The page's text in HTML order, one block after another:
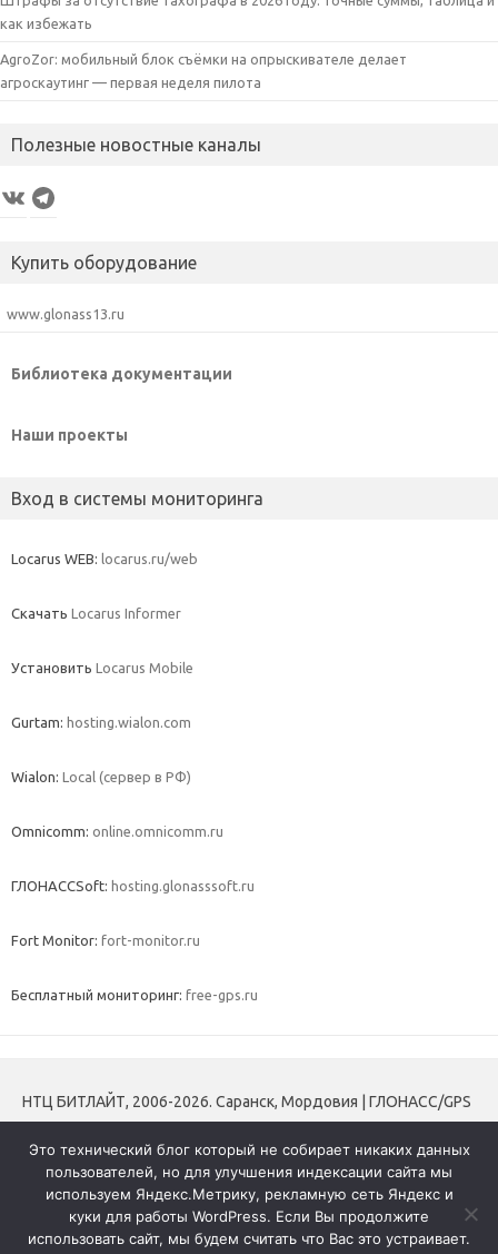
как избежать
AgroZor: мобильный блок съёмки на опрыскивателе делает
агроскаутинг — первая неделя пилота
Полезные новостные каналы
VK Telegram
Купить оборудование
www.glonass13.ru
Библиотека документации
Наши проекты
Вход в системы мониторинга
Locarus WEB: locarus.ru/web
Скачать Locarus Informer
Установить Locarus Mobile
Gurtam: hosting.wialon.com
Wialon: Local (сервер в РФ)
Omnicomm: online.omnicomm.ru
ГЛОНАССSoft: hosting.glonasssoft.ru
Fort Monitor: fort-monitor.ru
Бесплатный мониторинг: free-gps.ru
НТЦ БИТЛАЙТ, 2006-2026. Саранск, Мордовия | ГЛОНАСС/GPS
Тахографы и блоки СКЗИ
+7 (8342) 31-16-33
Политика конфиденциальности
Это технический блог который не собирает никаких данных
пользователей, но для улучшения индексации сайта мы
используем Яндекс.Метрику, рекламную сеть Яндекс и
куки для работы WordPress. Если Вы продолжите
использовать сайт, мы будем считать что Вас это устраивает.